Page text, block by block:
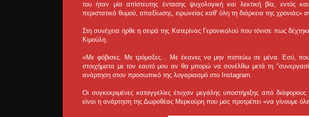
του ήταν μία απίστευτης έντασης ψυχολογική και λεκτική βία, εντός
περιστατικά θυμού, απαξίωσης, ειρωνείας καθ' όλη τη διάρκεια της χρονιάς»
Στη συνέχεια ήρθε η σειρά της Κατερίνας Γερονικολού που τόνισε πως
Κιμούλη.
«Με φόβισες. Με τρόμαξες... Με έκανες να μην πιστεύω σε μένα. Εσύ,
στοιχήματα με τον εαυτό μου αν θα μπορώ να συνέλθω μετά τη
ανάρτηση στον προσωπικό της λογαριασμό στο Instagram.
Oι συγκεκριμένες καταγγελίες έτυχαν μεγάλης υποστήριξης από
είναι η ανάρτηση της Δωροθέας Μερκούρη που μας προτρέπει «να γίνουμε